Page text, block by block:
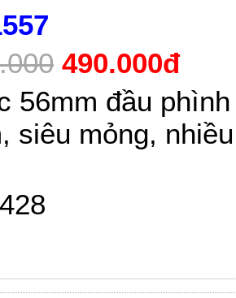
490.000đ
56mm đầu phình
siêu mỏng, nhiều